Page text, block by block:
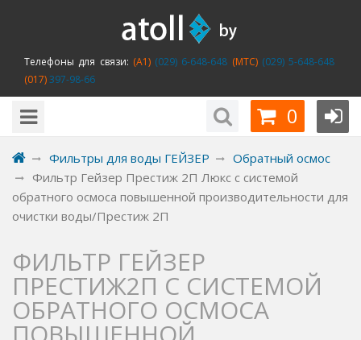
Телефоны для связи: (A1)(029) 6-648-648 (MTC)(029) 5-648-648
(017)397-98-66
0
Фильтры для воды ГЕЙЗЕР
Обратный осмос
Фильтр Гейзер Престиж 2П Люкс с системой
обратного осмоса повышенной производительности для
очистки воды/Престиж 2П
ФИЛЬТР ГЕЙЗЕР
ПРЕСТИЖ2П С СИСТЕМОЙ
ОБРАТНОГО ОСМОСА